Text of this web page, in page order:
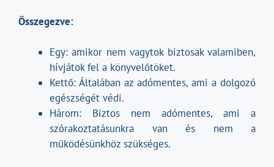
Összegezve:
Egy: amikor nem vagytok biztosak valamiben,
hívjátok fel a könyvelőtöket.
Kettő: Általában az adómentes, ami a dolgozó
egészségét védi.
Három: Biztos nem adómentes, ami a
szórakoztatásunkra van és nem a
működésünkhöz szükséges.